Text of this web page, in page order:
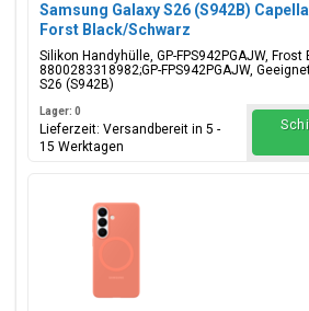
Samsung Galaxy S26 (S942B)
Forst Black/Schwarz
Silikon Handyhülle, GP-FPS942PGAJW,
8800283318982;GP-FPS942PGAJW,
S26 (S942B)
Lager: 0
Lieferzeit: Versandbereit in 5 -
15 Werktagen